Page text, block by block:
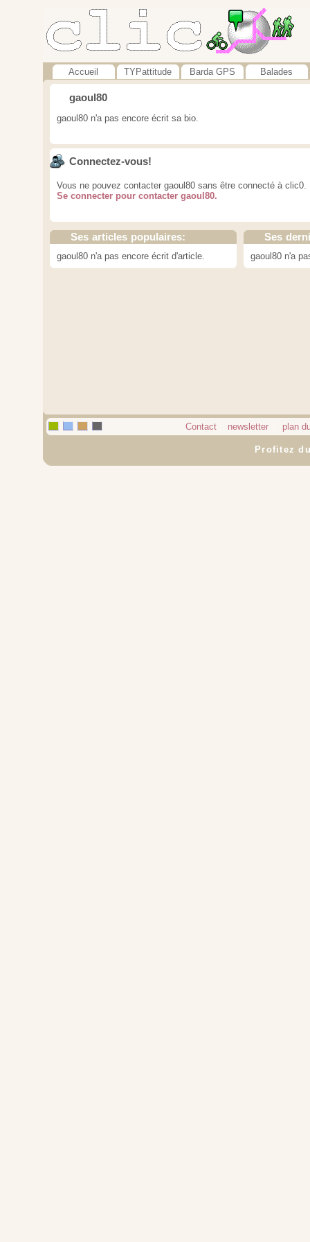
Accueil TYPattitude Barda GPS Balades
gaoul80
gaoul80 n'a pas encore écrit sa bio.
Connectez-vous!
Vous ne pouvez contacter gaoul80 sans être connecté à clic0.
Se connecter pour contacter gaoul80.
Ses articles populaires:
gaoul80 n'a pas encore écrit d'article.
Ses
gaoul80 n'a
Contact:: newsletter:: plan
Profitez